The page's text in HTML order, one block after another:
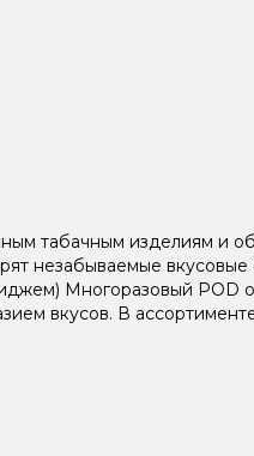
табачным изделиям и
незабываемые
Многоразовый POD
вкусов. В